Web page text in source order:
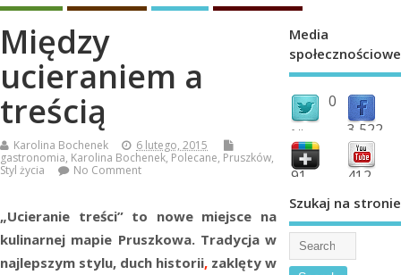
Między
ucieraniem a
treścią
Karolina Bochenek
6 lutego, 2015
gastronomia, Karolina Bochenek, Polecane, Pruszków,
Styl życia
No Comment
„Ucieranie treści” to nowe miejsce na
kulinarnej mapie Pruszkowa. Tradycja w
najlepszym stylu, duch historii, zaklęty w
Media
społecznościowe
0
followers 3,522
fans
91 412
Szukaj na stronie